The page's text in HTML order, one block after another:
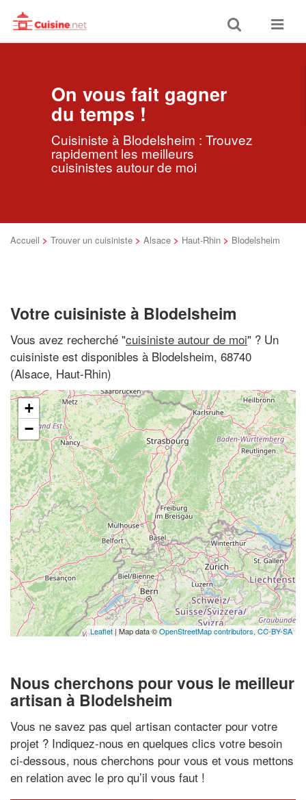
Toggle
search
Toggle
On vous fait gagner
du temps !
Cuisiniste à Blodelsheim : Trouvez
rapidement les meilleurs
cuisinistes autour de moi
Accueil > Trouver un cuisiniste > Alsace > Haut-Rhin > Blodelsheim
Votre cuisiniste à Blodelsheim
Vous avez recherché "cuisiniste autour de moi" ? Un
cuisiniste est disponibles à Blodelsheim, 68740
(Alsace, Haut-Rhin)
+
−
Leaflet | Map data ©OpenStreetMap contributors, CC-BY-SA
Nous cherchons pour vous le meilleur
artisan à Blodelsheim
Vous ne savez pas quel artisan contacter pour votre
projet ? Indiquez-nous en quelques clics votre besoin
ci-dessous, nous cherchons pour vous et vous mettons
en relation avec le pro qu’il vous faut !